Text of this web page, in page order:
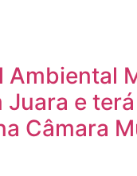
Ambiental
Juara e
Câmara